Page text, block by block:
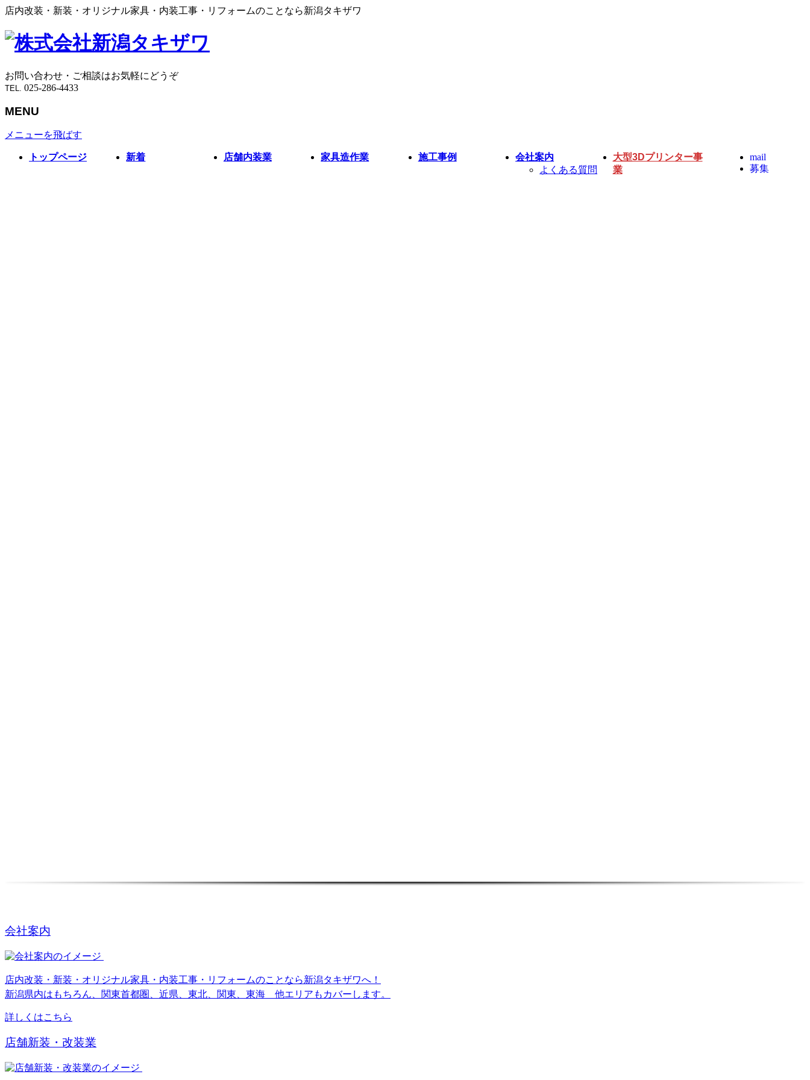
店内改装・新装・オリジナル家具・内装工事・リフォームのことなら新潟タキザワ
お問い合わせ・ご相談はお気軽にどうぞ
TEL. 025-286-4433
MENU
メニューを飛ばす
トップページ 新着 店舗内装業 家具造作業 施工事例
会社案内
よくある質問
大型3Dプリンター事
業
mail
募集
会社案内
店内改装・新装・オリジナル家具・内装工事・リフォームのことなら新潟タキザワへ！
新潟県内はもちろん、関東首都圏、近県、東北、関東、東海 他エリアもカバーします。
詳しくはこちら
店舗新装・改装業